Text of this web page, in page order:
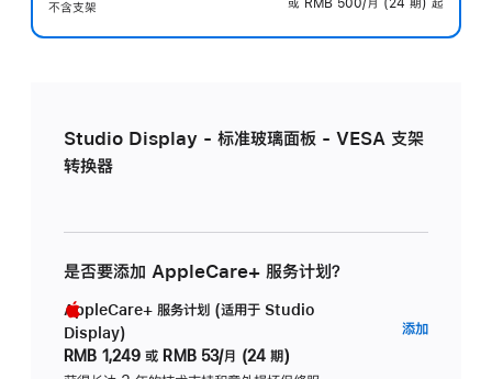
不含支架
或 RMB 500/月 (24 期) 起
Studio Display - 标准玻璃面板 - VESA 支架
转换器
是否要添加 AppleCare+ 服务计划？
AppleCare+ 服务计划 (适用于 Studio
Display)
RMB 1,249 或 RMB 53/月 (24 期)
添加